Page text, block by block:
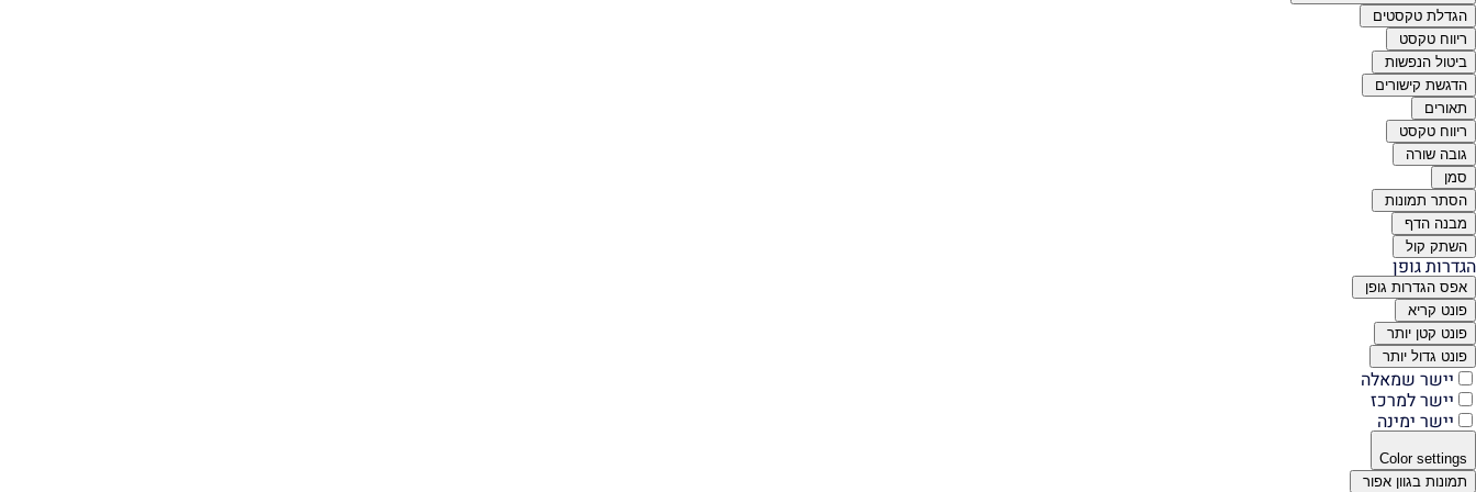
הגדלת טקסטים
ריווח טקסט
ביטול הנפשות
הדגשת קישורים
תאורים
ריווח טקסט
גובה שורה
סמן
הסתר תמונות
מבנה הדף
השתק קול
הגדרות גופן
אפס הגדרות גופן
פונט קריא
פונט קטן יותר
פונט גדול יותר
יישר שמאלה
יישר למרכז
יישר ימינה
Color settings
תמונות בגוון אפור